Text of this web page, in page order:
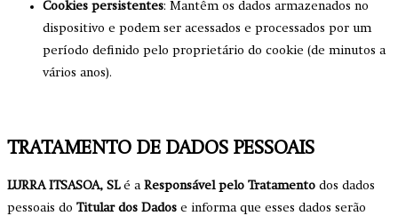
Cookies persistentes: Mantêm os dados armazenados no
dispositivo e podem ser acessados e processados por um
período definido pelo proprietário do cookie (de minutos a
vários anos).
TRATAMENTO DE DADOS PESSOAIS
LURRA ITSASOA, SLé a Responsável pelo Tratamento dos dados
pessoais do Titular dos Dados e informa que esses dados serão